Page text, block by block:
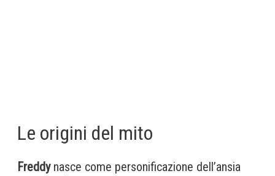
Le origini del mito
Freddynasce come personificazione dell’ansia